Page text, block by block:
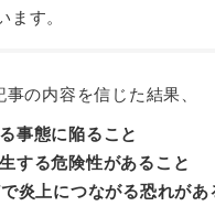
す。
の内容を信じた結果、
事態に陥ること
する危険性があること
炎上につながる恐れがあ